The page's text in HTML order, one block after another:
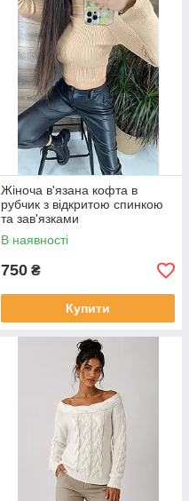
Жіноча в'язана кофта в
рубчик з відкритою спинкою
та зав'язками
В наявності
750 ₴
Купити